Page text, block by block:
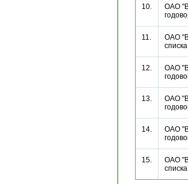
10.
ОАО
11.
ОАО
12.
ОАО
13.
ОАО
14.
ОАО
15.
ОАО